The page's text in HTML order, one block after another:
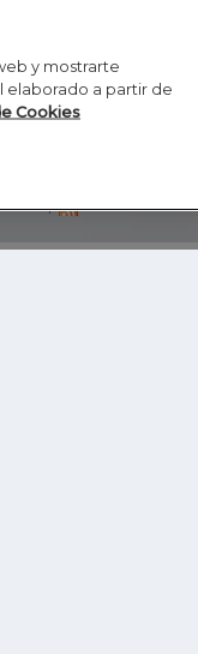
Inicio RSS
y mostrarte
elaborado a partir de
Cookies